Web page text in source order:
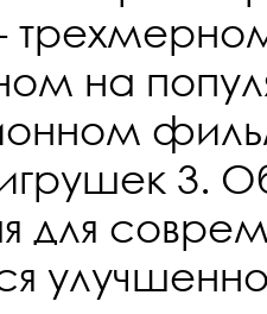
на
3.
для